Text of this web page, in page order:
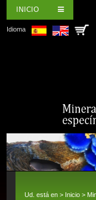
INICIO
Idioma
Ud. está en > Inicio >